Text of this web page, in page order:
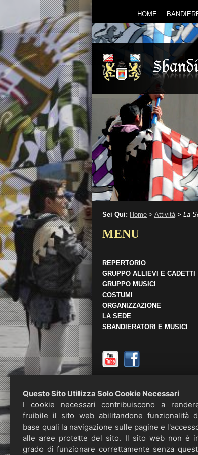
HOME
Sei Qui: Home > Attività> La
MENU
REPERTORIO
GRUPPO ALLIEVI E CADETTI
GRUPPO MUSICI
COSTUMI
ORGANIZZAZIONE
LA SEDE
SBANDIERATORI E MUSICI
HOME BANDIERE
©
Questo Sito Utilizza Solo Cookie Necessari
I cookie necessari contribuiscono a
fruibile il sito web abilitandone funzionalità
base quali la navigazione sulle pagine e
alle aree protette del sito. Il sito web non è
grado di funzionare correttamente senza